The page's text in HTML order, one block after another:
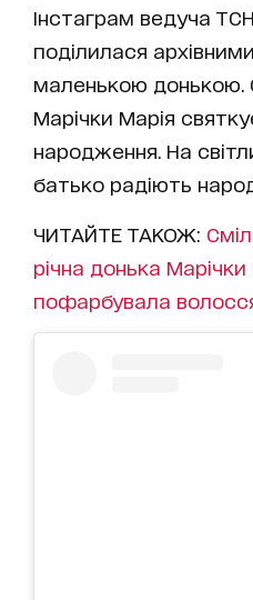
Інстаграм ведуча
поділилася
маленькою донькою.
Марічки Марія
народження. На
батько радіють
ЧИТАЙТЕ ТАКОЖ:
річна донька
пофарбувала